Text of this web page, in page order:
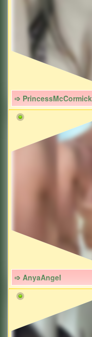
➩ PrincessMcCormick
➩ AnyaAngel